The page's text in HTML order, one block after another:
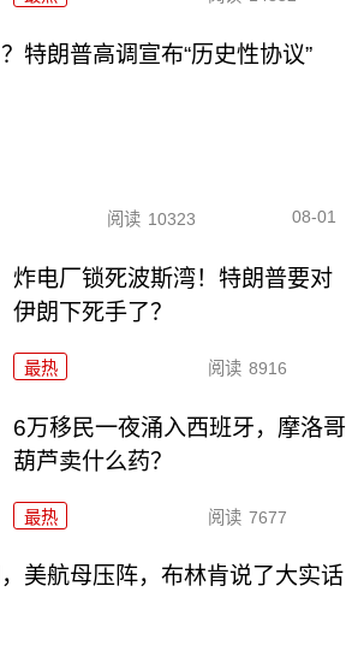
特朗普高调宣布“历史性协议”
阅读 10323 08-01
炸电厂锁死波斯湾！特朗普要对
伊朗下死手了？
最热 阅读 8916
6万移民一夜涌入西班牙，摩洛哥
葫芦卖什么药？
最热 阅读 7677
美航母压阵，布林肯说了大实话